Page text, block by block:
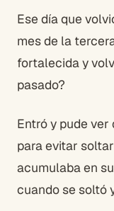
Ese día que
mes de la
fortalecida y
pasado?
Entró y pude
para evitar
acumulaba en
cuando se soltó